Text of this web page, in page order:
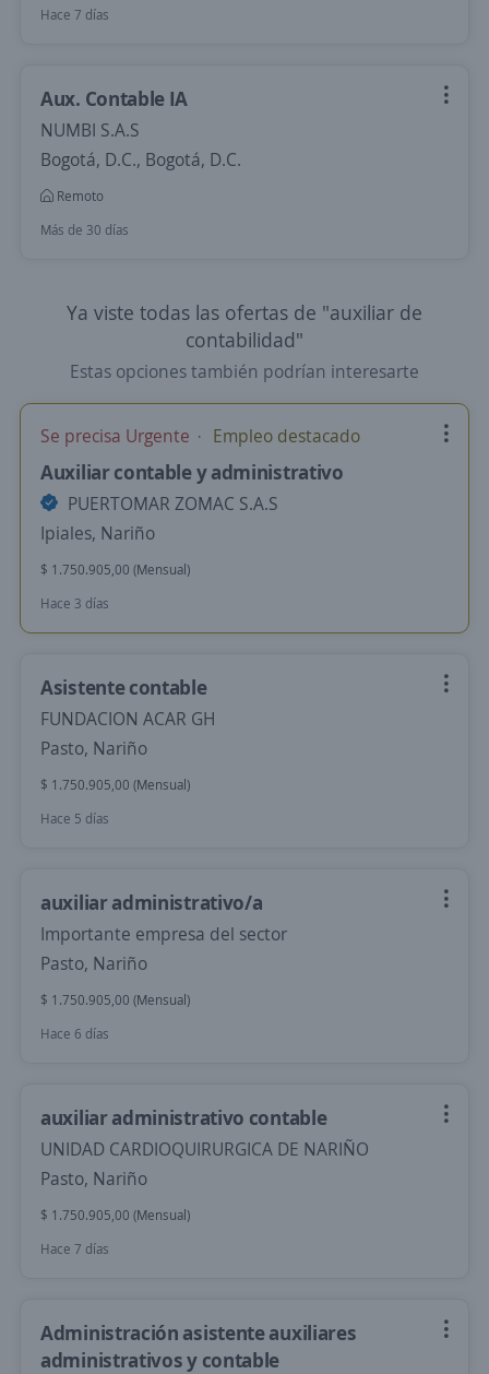
Hace 7 días
Aux. Contable IA
NUMBI S.A.S
Bogotá, D.C., Bogotá, D.C.
Remoto
Más de 30 días
Ya viste todas las ofertas de "auxiliar de
contabilidad"
Estas opciones también podrían interesarte
Se precisa Urgente Empleo destacado
Auxiliar contable y administrativo
PUERTOMAR ZOMAC S.A.S
Ipiales, Nariño
$ 1.750.905,00 (Mensual)
Hace 3 días
Asistente contable
FUNDACION ACAR GH
Pasto, Nariño
$ 1.750.905,00 (Mensual)
Hace 5 días
auxiliar administrativo/a
Importante empresa del sector
Pasto, Nariño
$ 1.750.905,00 (Mensual)
Hace 6 días
auxiliar administrativo contable
UNIDAD CARDIOQUIRURGICA DE NARIÑO
Pasto, Nariño
$ 1.750.905,00 (Mensual)
Hace 7 días
Administración asistente auxiliares
administrativos y contable